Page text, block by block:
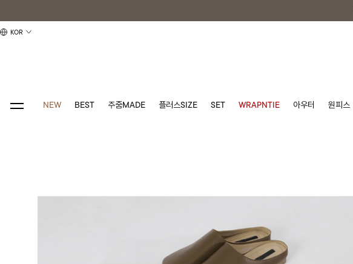
KOR
NEW BEST 주줌MADE 플러스SIZE SET WRAPNTIE 아우터 원피스